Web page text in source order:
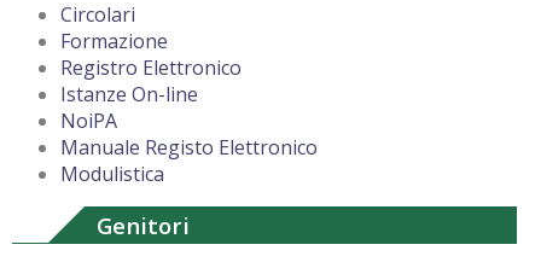
Circolari
Formazione
Registro Elettronico
Istanze On-line
NoiPA
Manuale Registo Elettronico
Modulistica
Genitori